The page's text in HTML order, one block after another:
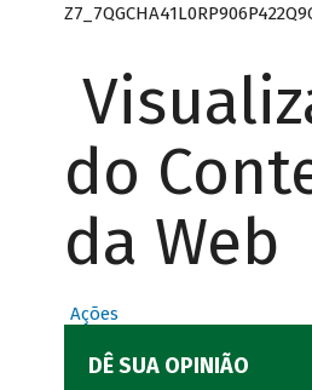
do
da Web
Ações
DÊ SUA OPINIÃO